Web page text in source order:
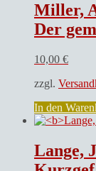
Miller,
Der
10,00 €
zzgl.
In den
Lange,